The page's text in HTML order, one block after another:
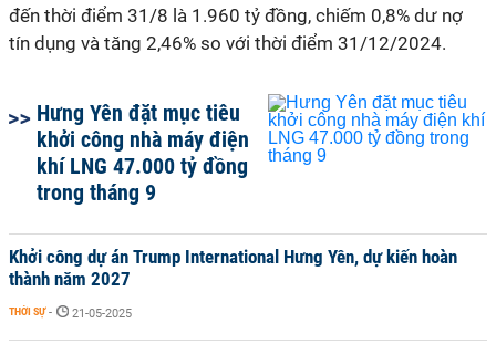
đến thời điểm 31/8 là 1.960 tỷ đồng, chiếm 0,8% dư nợ
tín dụng và tăng 2,46% so với thời điểm 31/12/2024.
Hưng Yên đặt mục tiêu
khởi công nhà máy điện
khí LNG 47.000 tỷ đồng
trong tháng 9
Khởi công dự án Trump International Hưng Yên, dự kiến hoàn
thành năm 2027
THỜI SỰ - 21-05-2025